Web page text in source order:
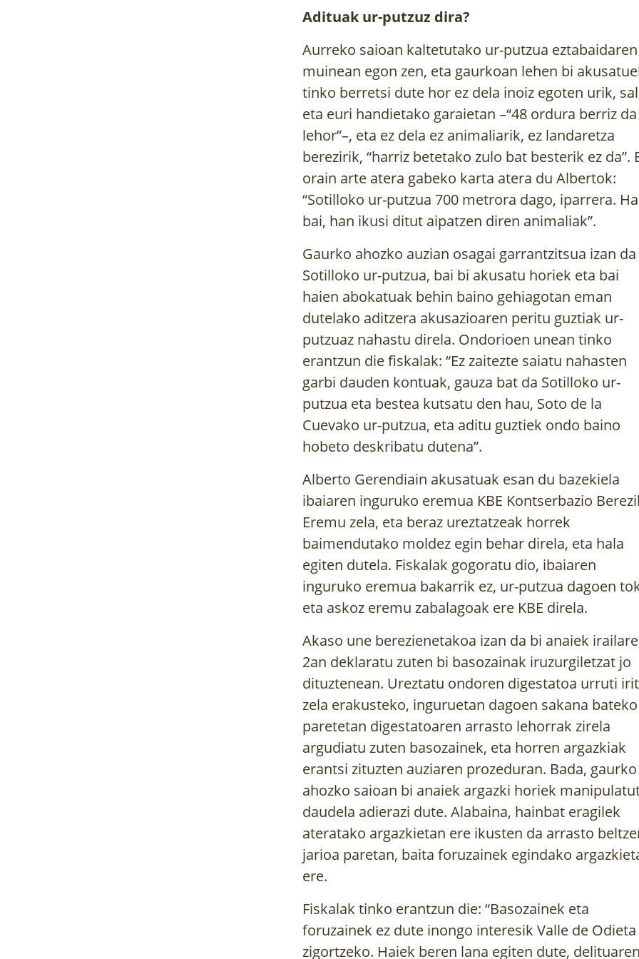
Adituak ur-putzuz dira?
Aurreko saioan kaltetutako ur-putzua eztabaidaren
muinean egon zen, eta gaurkoan lehen bi
tinko berretsi dute hor ez dela inoiz egoten urik,
eta euri handietako garaietan –“48 ordura berriz da
lehor”–, eta ez dela ez animaliarik, ez landaretza
berezirik, “harriz betetako zulo bat besterik ez da”.
orain arte atera gabeko karta atera du Albertok:
“Sotilloko ur-putzua 700 metrora dago, iparrera.
bai, han ikusi ditut aipatzen diren animaliak”.
Gaurko ahozko auzian osagai garrantzitsua izan da
Sotilloko ur-putzua, bai bi akusatu horiek eta bai
haien abokatuak behin baino gehiagotan eman
dutelako aditzera akusazioaren peritu guztiak ur-
putzuaz nahastu direla. Ondorioen unean tinko
erantzun die fiskalak: “Ez zaitezte saiatu nahasten
garbi dauden kontuak, gauza bat da Sotilloko ur-
putzua eta bestea kutsatu den hau, Soto de la
Cuevako ur-putzua, eta aditu guztiek ondo baino
hobeto deskribatu dutena”.
Alberto Gerendiain akusatuak esan du bazekiela
ibaiaren inguruko eremua KBE Kontserbazio
Eremu zela, eta beraz ureztatzeak horrek
baimendutako moldez egin behar direla, eta hala
egiten dutela. Fiskalak gogoratu dio, ibaiaren
inguruko eremua bakarrik ez, ur-putzua dagoen
eta askoz eremu zabalagoak ere KBE direla.
Akaso une berezienetakoa izan da bi anaiek
2an deklaratu zuten bi basozainak iruzurgiletzat jo
dituztenean. Ureztatu ondoren digestatoa urruti
zela erakusteko, inguruetan dagoen sakana bateko
paretetan digestatoaren arrasto lehorrak zirela
argudiatu zuten basozainek, eta horren argazkiak
erantsi zituzten auziaren prozeduran. Bada, gaurko
ahozko saioan bi anaiek argazki horiek
daudela adierazi dute. Alabaina, hainbat eragilek
ateratako argazkietan ere ikusten da arrasto
jarioa paretan, baita foruzainek egindako
ere.
Fiskalak tinko erantzun die: “Basozainek eta
foruzainek ez dute inongo interesik Valle de Odieta
zigortzeko. Haiek beren lana egiten dute, delituaren